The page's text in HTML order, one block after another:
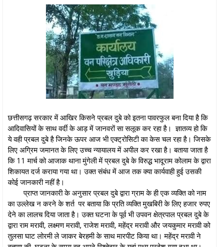
छत्तीसगढ़ सरकार में आखिर किसने प्रबल दुबे को इतना पावरफुल बना दिया है कि
आदिवासियों के साथ वर्दी के आड़ में जानवरों सा सलूक कर रहा है। ज्ञातव्य हो कि
ये वही प्रबल दुबे है जिनके ऊपर आज भी एक्ट्रोसिटी का केस चल रहा है। जिसके
लिए अग्रिम जमानत के लिए उच्च न्यायालय में अपील कर रखा है। बताया जाता है
कि 11 मार्च को आजाक थाना मुंगेली में प्रबल दुबे के विरुद्ध भादूराम कोलाम के द्वारा
शिकायत दर्ज कराया गया था। उक्त संबंध में आज तक क्या कार्यवाही हुई उसकी
कोई जानकारी नहीं है।
प्राप्त जानकारी के अनुसार प्रबल दुबे द्वारा ग्राम के ही एक व्यक्ति को नाम
का उल्लेख न करने के शर्त पर बताया कि प्रति व्यक्ति मुखबिरी के लिए हजार रुपए
देने का लालच दिया जाता है। उक्त घटना के पूर्व भी उपवन क्षेत्रपाल प्रबल दुबे के
द्वारा राम मरावी, लक्ष्मण मरावी, राजेश मरावी, महेंद्र मरावी और जयकुमार मरावी को
तुलसा घाट लोरमी ले जाकर बेरहमी के साथ मारपीट किया था। महेंद्र मरावी ने